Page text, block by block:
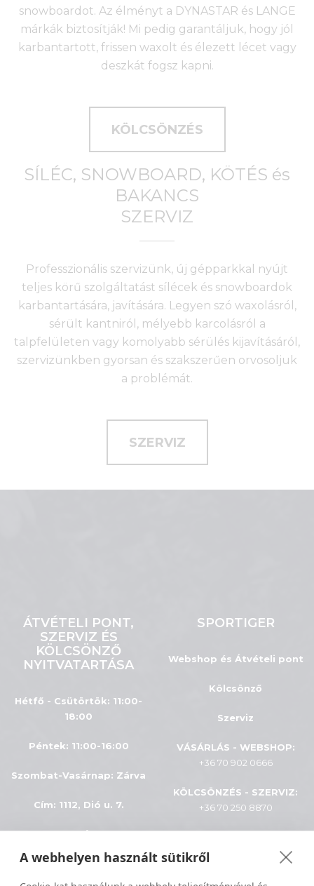
snowboardot. Az élményt a DYNASTAR és LANGE
márkák biztosítják! Mi pedig garantáljuk, hogy jól
karbantartott, frissen waxolt és élezett lécet vagy
deszkát fogsz kapni.
KÖLCSÖNZÉS
SÍLÉC, SNOWBOARD, KÖTÉS és
BAKANCS
SZERVIZ
Professzionális szervizünk, új gépparkkal nyújt
teljes körű szolgáltatást sílécek és snowboardok
karbantartására, javítására. Legyen szó waxolásról,
sérült kantniról, mélyebb karcolásról a
talpfelületen vagy komolyabb sérülés kijavításáról,
szervizünkben gyorsan és szakszerűen orvosoljuk
a problémát.
SZERVIZ
ÁTVÉTELI PONT,
SZERVIZ ÉS
KÖLCSÖNZŐ
NYITVATARTÁSA
Hétfő - Csütörtök: 11:00-
18:00
Péntek: 11:00-16:00
Szombat-Vasárnap: Zárva
Cím: 1112, Dió u. 7.
SPORTIGER
Webshop és Átvételi pont
Kölcsönző
Szerviz
VÁSÁRLÁS - WEBSHOP:
+36 70 902 0666
KÖLCSÖNZÉS - SZERVIZ:
+36 70 250 8870
Minden jog fenntartva © 2024
A webhelyen használt sütikről